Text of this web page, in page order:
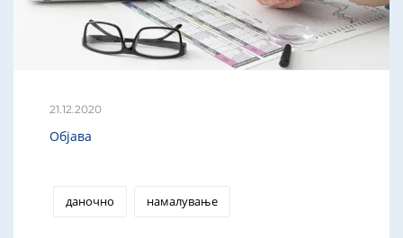
21.12.2020
Објава
даночно намалување